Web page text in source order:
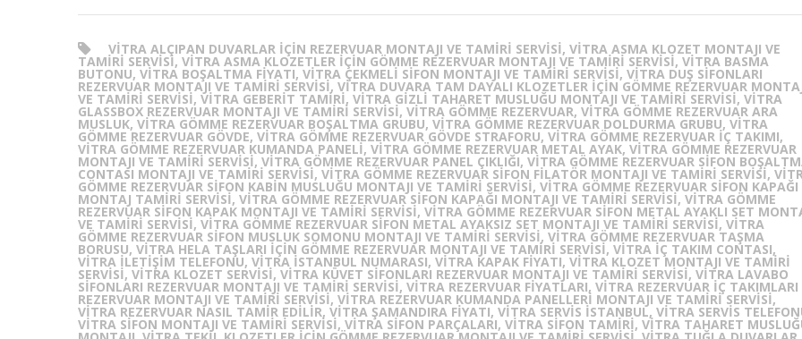
VITRA ALÇIPAN DUVARLAR IÇIN REZERVUAR MONTAJI VE TAMIRI SERVISI, VITRA ASMA KLOZET MONTAJI VE
TAMIRI SERVISI, VITRA ASMA KLOZETLER IÇIN GÖMME REZERVUAR MONTAJI VE TAMIRI SERVISI, VITRA BASMA
BUTONU, VITRA BOŞALTMA FIYATI, VITRA ÇEKMELI SIFON MONTAJI VE TAMIRI SERVISI, VITRA DUŞ SIFONLARI
REZERVUAR MONTAJI VE TAMIRI SERVISI, VITRA DUVARA TAM DAYALI KLOZETLER IÇIN GÖMME REZERVUAR
VE TAMIRI SERVISI, VITRA GEBERIT TAMIRI, VITRA GIZLI TAHARET MUSLUĞU MONTAJI VE TAMIRI SERVISI, VITRA
GLASSBOX REZERVUAR MONTAJI VE TAMIRI SERVISI, VITRA GÖMME REZERVUAR, VITRA GÖMME REZERVUAR ARA
MUSLUK, VITRA GÖMME REZERVUAR BOŞALTMA GRUBU, VITRA GÖMME REZERVUAR DOLDURMA GRUBU, VITRA
GÖMME REZERVUAR GÖVDE, VITRA GÖMME REZERVUAR GÖVDE STRAFORU, VITRA GÖMME REZERVUAR IÇ TAKIMI,
VITRA GÖMME REZERVUAR KUMANDA PANELI, VITRA GÖMME REZERVUAR METAL AYAK, VITRA GÖMME REZERVUAR
MONTAJI VE TAMIRI SERVISI, VITRA GÖMME REZERVUAR PANEL ÇIKLIĞI, VITRA GÖMME REZERVUAR SIFON
CONTASI MONTAJI VE TAMIRI SERVISI, VITRA GÖMME REZERVUAR SIFON FILATÖR MONTAJI VE TAMIRI SERVISI,
GÖMME REZERVUAR SIFON KABIN MUSLUĞU MONTAJI VE TAMIRI SERVISI, VITRA GÖMME REZERVUAR SIFON KAPAĞI
MONTAJ TAMIRI SERVISI, VITRA GÖMME REZERVUAR SIFON KAPAĞI MONTAJI VE TAMIRI SERVISI, VITRA GÖMME
REZERVUAR SIFON KAPAK MONTAJI VE TAMIRI SERVISI, VITRA GÖMME REZERVUAR SIFON METAL AYAKLI SET
VE TAMIRI SERVISI, VITRA GÖMME REZERVUAR SIFON METAL AYAKSIZ SET MONTAJI VE TAMIRI SERVISI, VITRA
GÖMME REZERVUAR SIFON MUSLUK SOMONU MONTAJI VE TAMIRI SERVISI, VITRA GÖMME REZERVUAR TAŞMA
BORUSU, VITRA HELA TAŞLARI IÇIN GÖMME REZERVUAR MONTAJI VE TAMIRI SERVISI, VITRA IÇ TAKIM CONTASI,
VITRA ILETIŞIM TELEFONU, VITRA ISTANBUL NUMARASI, VITRA KAPAK FIYATI, VITRA KLOZET MONTAJI VE TAMIRI
SERVISI, VITRA KLOZET SERVISI, VITRA KÜVET SIFONLARI REZERVUAR MONTAJI VE TAMIRI SERVISI, VITRA LAVABO
SIFONLARI REZERVUAR MONTAJI VE TAMIRI SERVISI, VITRA REZERVUAR FIYATLARI, VITRA REZERVUAR IÇ TAKIMLARI
REZERVUAR MONTAJI VE TAMIRI SERVISI, VITRA REZERVUAR KUMANDA PANELLERI MONTAJI VE TAMIRI SERVISI,
VITRA REZERVUAR NASIL TAMIR EDILIR, VITRA ŞAMANDIRA FIYATI, VITRA SERVIS ISTANBUL, VITRA SERVIS
VITRA SIFON MONTAJI VE TAMIRI SERVISI, VITRA SIFON PARÇALARI, VITRA SIFON TAMIRI, VITRA TAHARET